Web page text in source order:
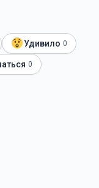
Удивило 0
0